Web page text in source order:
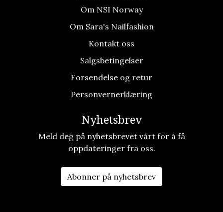
Om NSI Norway
Om Sara's Nailfashion
Kontakt oss
Salgsbetingelser
Forsendelse og retur
Personvernerklæring
Nyhetsbrev
Meld deg på nyhetsbrevet vårt for å få
oppdateringer fra oss.
Abonner på nyhetsbrev